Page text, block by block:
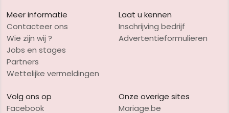
Meer informatie
Contacteer ons
Wie zijn wij ?
Jobs en stages
Partners
Wettelijke vermeldingen
Laat u kennen
Inschrijving bedrijf
Advertentieformulieren
Volg ons op
Facebook
Onze overige sites
Mariage.be